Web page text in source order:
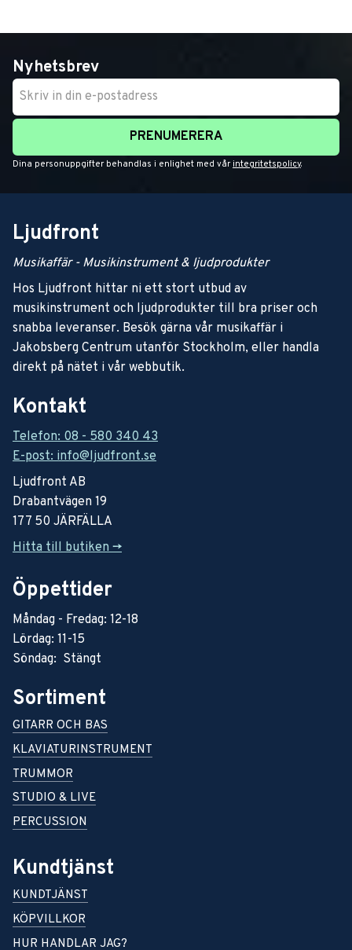
Nyhetsbrev
PRENUMERERA
Dina personuppgifter behandlas i enlighet med vår integritetspolicy.
Ljudfront
Musikaffär - Musikinstrument & ljudprodukter
Hos Ljudfront hittar ni ett stort utbud av
musikinstrument och ljudprodukter till bra priser och
snabba leveranser. Besök gärna vår musikaffär i
Jakobsberg Centrum utanför Stockholm, eller handla
direkt på nätet i vår webbutik.
Kontakt
Telefon: 08 - 580 340 43
E-post: info@ljudfront.se
Ljudfront AB
Drabantvägen 19
177 50 JÄRFÄLLA
Hitta till butiken ->
Öppettider
Måndag - Fredag: 12-18
Lördag: 11-15
Söndag: Stängt
Sortiment
GITARR OCH BAS
KLAVIATURINSTRUMENT
TRUMMOR
STUDIO & LIVE
PERCUSSION
Kundtjänst
KUNDTJÄNST
KÖPVILLKOR
HUR HANDLAR JAG?